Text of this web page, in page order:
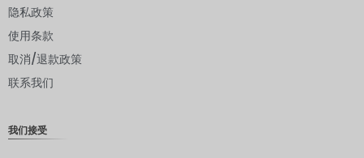
隐私政策
使用条款
取消/退款政策
联系我们
我们接受